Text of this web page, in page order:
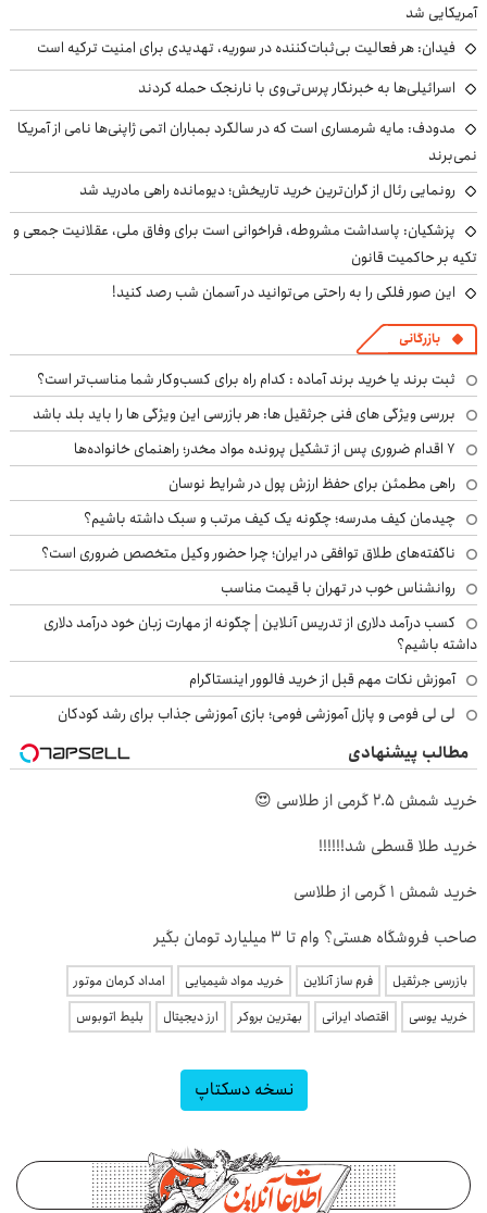
آمریکایی شد
فیدان: هر فعالیت بی‌ثبات‌کننده در سوریه، تهدیدی برای امنیت ترکیه است
اسرائیلی‌ها به خبرنگار پرس‌تی‌وی با نارنجک حمله کردند
مدودف: مایه شرمساری است که در سالگرد بمباران اتمی ژاپنی‌ها نامی از آمریکا
نمی‌برند
رونمایی رئال از گران‌ترین خرید تاریخش؛ دیومانده راهی مادرید شد
پزشکیان: پاسداشت مشروطه، فراخوانی است برای وفاق ملی، عقلانیت جمعی و
تکیه بر حاکمیت قانون
این صور فلکی را به راحتی می‌توانید در آسمان شب رصد کنید!
بازرگانی
ثبت برند یا خرید برند آماده : کدام راه برای کسب‌وکار شما مناسب‌تر است؟
بررسی ویژگی های فنی جرثقیل ها: هر بازرسی این ویژگی ها را باید بلد باشد
۷ اقدام ضروری پس از تشکیل پرونده مواد مخدر؛ راهنمای خانواده‌ها
راهی مطمئن برای حفظ ارزش پول در شرایط نوسان
چیدمان کیف مدرسه؛ چگونه یک کیف مرتب و سبک داشته باشیم؟
ناگفته‌های طلاق توافقی در ایران؛ چرا حضور وکیل متخصص ضروری است؟
روانشناس خوب در تهران با قیمت مناسب
کسب درآمد دلاری از تدریس آنلاین | چگونه از مهارت زبان خود درآمد دلاری
داشته باشیم؟
آموزش نکات مهم قبل از خرید فالوور اینستاگرام
لی لی فومی و پازل آموزشی فومی؛ بازی آموزشی جذاب برای رشد کودکان
مطالب پیشنهادی
خرید شمش 2.5 گرمی از طلاسی 😍
خرید طلا قسطی شد!!!!!!
خرید شمش 1 گرمی از طلاسی
صاحب فروشگاه هستی؟ وام تا ۳ میلیارد تومان بگیر
بازرسی جرثقیل فرم ساز آنلاین خرید مواد شیمیایی
امداد کرمان موتور
خرید یوسی
اقتصاد ایرانی بهترین بروکر ارز دیجیتال بلیط اتوبوس
نسخه دسکتاپ